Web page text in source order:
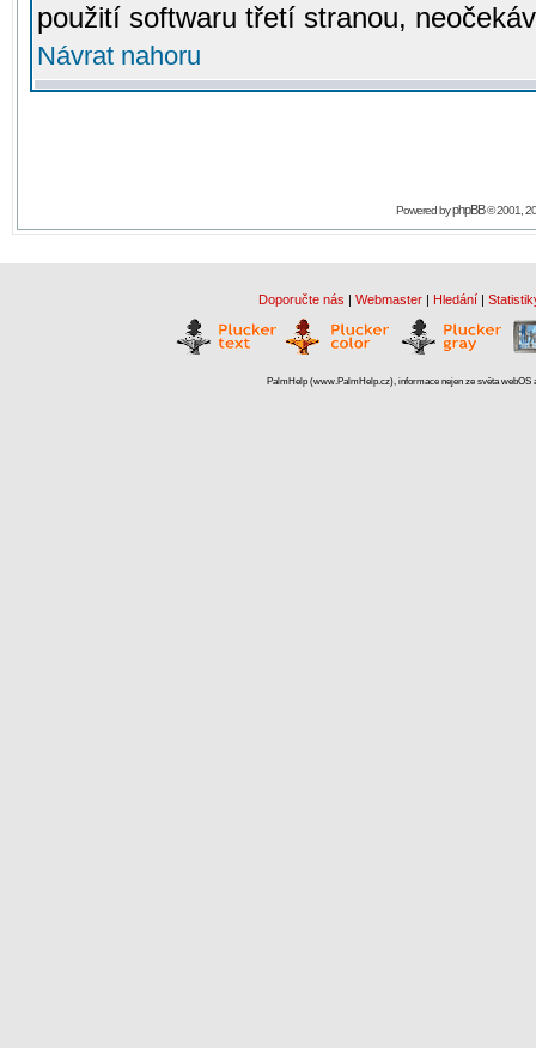
použití softwaru třetí stranou,
Návrat nahoru
Powered byphpBB© 2001,
Doporučte nás | Webmaster | Hledání |
PalmHelp (www.PalmHelp.cz), informace nejen ze světa